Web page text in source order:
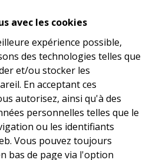
avec les cookies
expérience possible,
des technologies telles que
et/ou stocker les
En acceptant ces
autorisez, ainsi qu'à des
personnelles telles que le
ou les identifiants
Vous pouvez toujours
bas de page via l'option
À Vendre
À Louer